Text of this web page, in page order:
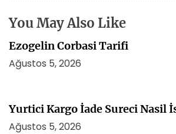
i
You May Also Like
Ezogelin Corbasi Tarifi
Ağustos 5, 2026
Yurtici Kargo İade Sureci Nasil
Ağustos 5, 2026